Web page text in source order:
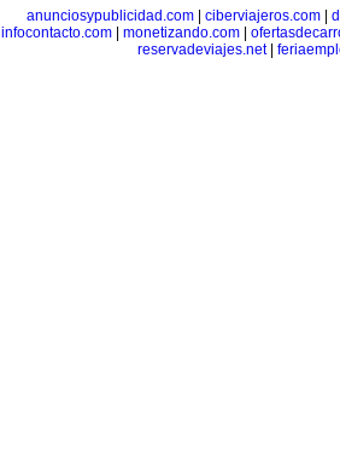
anunciosypublicidad.com| ciberviajeros.com|
infocontacto.com
monetizando.com
reservadeviajes.net|